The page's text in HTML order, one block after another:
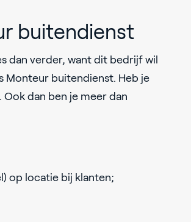
buitendienst
dan verder, want dit bedrijf wil
Monteur buitendienst. Heb je
dan ben je meer dan
op locatie bij klanten;